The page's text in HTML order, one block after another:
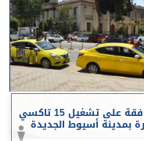
الموافقة على تشغيل 15 تاكسي
بمدينة أسيوط الجديدة